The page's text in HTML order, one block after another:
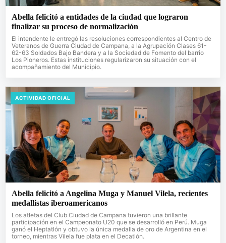
Abella felicitó a entidades de la ciudad que lograron
finalizar su proceso de normalización
El intendente le entregó las resoluciones correspondientes al Centro de
Veteranos de Guerra Ciudad de Campana, a la Agrupación Clases 61-
62-63 Soldados Bajo Bandera y a la Sociedad de Fomento del barrio
Los Pioneros. Estas instituciones regularizaron su situación con el
acompañamiento del Municipio.
ACTIVIDAD OFICIAL
Abella felicitó a Angelina Muga y Manuel Vilela, recientes
medallistas iberoamericanos
Los atletas del Club Ciudad de Campana tuvieron una brillante
participación en el Campeonato U20 que se desarrolló en Perú. Muga
ganó el Heptatlón y obtuvo la única medalla de oro de Argentina en el
torneo, mientras Vilela fue plata en el Decatlón.